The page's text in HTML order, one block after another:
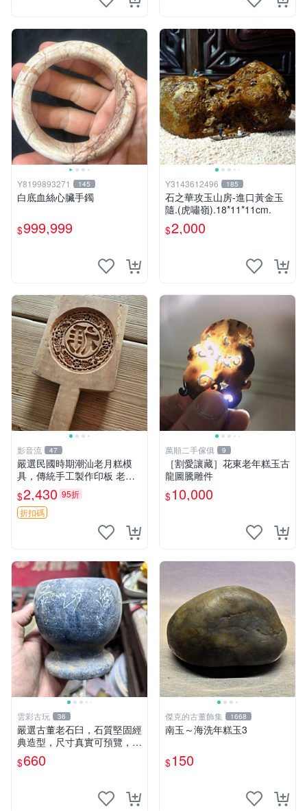
Y8199893271 145
白底血絲心臟手鐲
$999,999
Y3143612496 185
石之華攻玉山房-進口黃金玉
隨.(虎嘯嶺).18*11*11cm.
$2,000
影音流 47
嚴選民國時期潮汕老月糕模
具，傳統手工製作印板 老月
糕模具 潮汕文化 古董印板
$2,430 95折
折扣碼
萬順二手傢俱 9
［割愛讓藏］花東老年糕玉古
龍圖騰雕件
$10,000
雲彩古玩 36
嚴選古董老石臼，石質堅固經
典造型，尺寸真實可預覽，具
歲月風華，適合收藏與使用，
不容錯過石器好物 石臼 古蹟
$660
傑克的古董飾集 1668
南玉～海洗年糕玉3
$150